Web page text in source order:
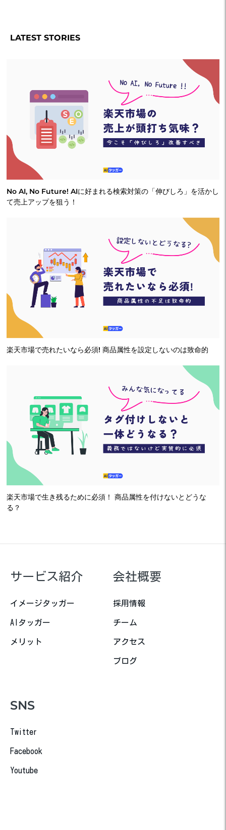
LATEST STORIES
No AI, No Future! AIに好まれる検索対策の「伸びしろ」を活かし
て売上アップを狙う！
楽天市場で売れたいなら必須! 商品属性を設定しないのは致命的
楽天市場で生き残るために必須！ 商品属性を付けないとどうな
る？
サービス紹介
イメージタッガー
AIタッガー
メリット
会社概要
採用情報
チーム
アクセス
ブログ
SNS
Twitter
Facebook
Youtube